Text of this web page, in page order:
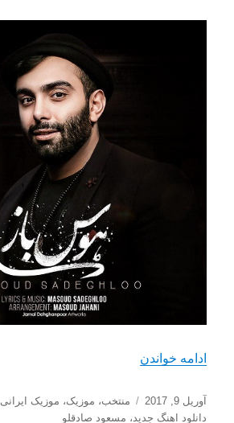
ادامه خواندن
ارسال
شده
آوریل 9, 2017 دسته‌ها
منتخب، موزیک، موزیک ایرانی
دانلود اهنگ جدید، مسعود صادقلو